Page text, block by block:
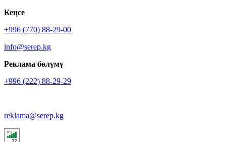
Кеӊсе
+996 (770) 88-29-00
info@serep.kg
Реклама бөлүмү
+996 (222) 88-29-29
reklama@serep.kg